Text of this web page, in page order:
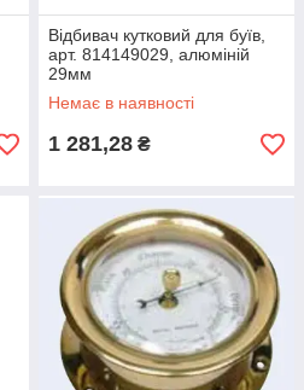
Відбивач кутковий для буїв,
арт. 814149029, алюміній
29мм
Немає в наявності
1 281,28 ₴